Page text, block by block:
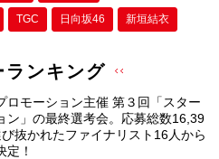
TGC 日向坂46 新垣結衣
ランキング
ロモーション主催 第３回「スター
」の最終選考会。応募総数16,39
抜かれたファイナリスト16人から
定！